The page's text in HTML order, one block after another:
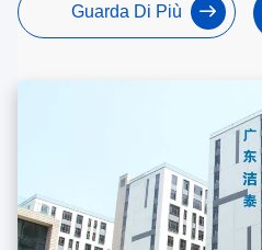
Guarda Di Più